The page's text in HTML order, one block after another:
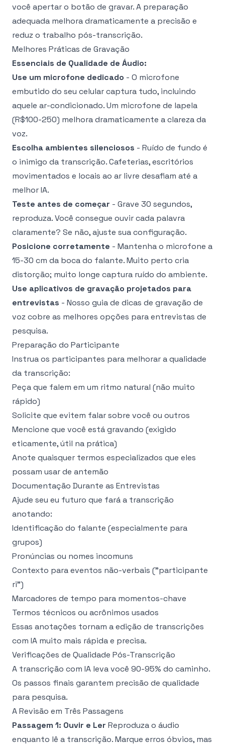
você apertar o botão de gravar. A preparação
adequada melhora dramaticamente a precisão e
reduz o trabalho pós-transcrição.
Melhores Práticas de Gravação
Essenciais de Qualidade de Áudio:
Use um microfone dedicado - O microfone
embutido do seu celular captura tudo, incluindo
aquele ar-condicionado. Um microfone de lapela
(R$100-250) melhora dramaticamente a clareza da
voz.
Escolha ambientes silenciosos - Ruído de fundo é
o inimigo da transcrição. Cafeterias, escritórios
movimentados e locais ao ar livre desafiam até a
melhor IA.
Teste antes de começar - Grave 30 segundos,
reproduza. Você consegue ouvir cada palavra
claramente? Se não, ajuste sua configuração.
Posicione corretamente - Mantenha o microfone a
15-30 cm da boca do falante. Muito perto cria
distorção; muito longe captura ruído do ambiente.
Use aplicativos de gravação projetados para
entrevistas - Nosso guia de dicas de gravação de
vozcobre as melhores opções para entrevistas de
pesquisa.
Preparação do Participante
Instrua os participantes para melhorar a qualidade
da transcrição:
Peça que falem em um ritmo natural (não muito
rápido)
Solicite que evitem falar sobre você ou outros
Mencione que você está gravando (exigido
eticamente, útil na prática)
Anote quaisquer termos especializados que eles
possam usar de antemão
Documentação Durante as Entrevistas
Ajude seu eu futuro que fará a transcrição
anotando:
Identificação do falante (especialmente para
grupos)
Pronúncias ou nomes incomuns
Contexto para eventos não-verbais ("participante
ri")
Marcadores de tempo para momentos-chave
Termos técnicos ou acrônimos usados
Essas anotações tornam a edição de transcrições
com IA muito mais rápida e precisa.
Verificações de Qualidade Pós-Transcrição
A transcrição com IA leva você 90-95% do caminho.
Os passos finais garantem precisão de qualidade
para pesquisa.
A Revisão em Três Passagens
Passagem 1: Ouvir e Ler Reproduza o áudio
enquanto lê a transcrição. Marque erros óbvios, mas